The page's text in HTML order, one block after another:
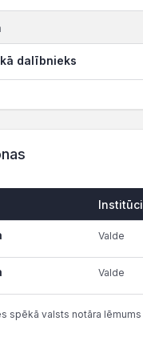
kā dalībnieks
Valde
Valde
spēkā valsts notāra